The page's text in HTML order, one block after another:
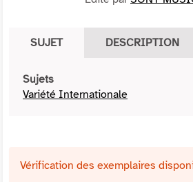
SUJET DESCRIPTION
Sujets
Variété Internationale
Vérification des exemplaires